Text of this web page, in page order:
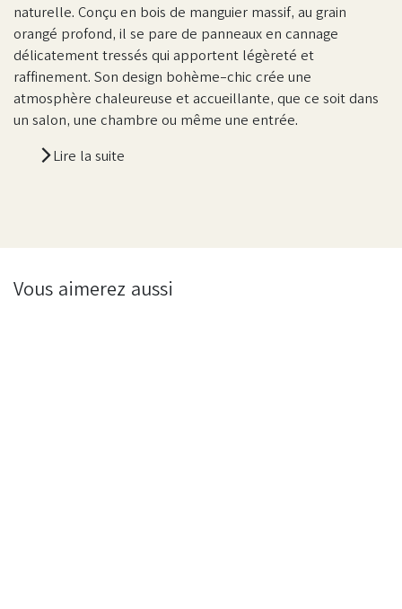
naturelle. Conçu en bois de manguier massif, au grain
orangé profond, il se pare de panneaux en cannage
délicatement tressés qui apportent légèreté et
raffinement. Son design bohème-chic crée une
atmosphère chaleureuse et accueillante, que ce soit dans
un salon, une chambre ou même une entrée.
Lire la suite
Vous aimerez aussi